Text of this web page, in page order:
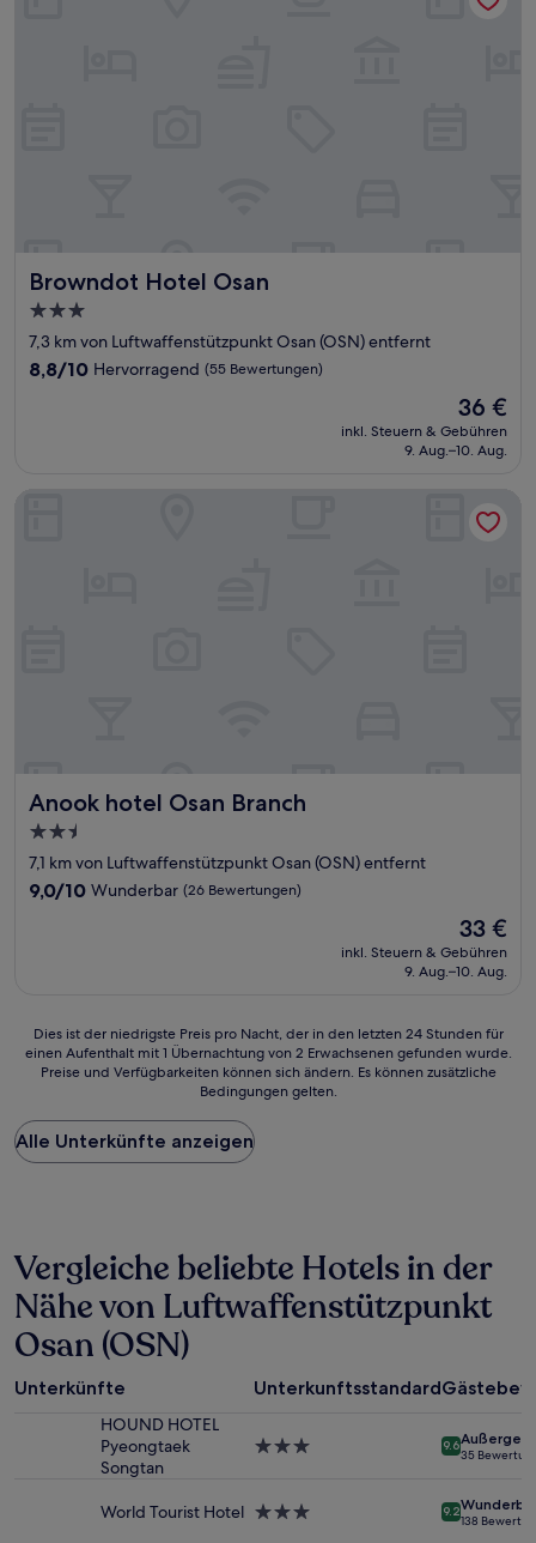
Browndot Hotel Osan
Browndot Hotel Osan
3.0-
Sterne-
Unterkunft
7,3 km von Luftwaffenstützpunkt Osan (OSN) entfernt
8.8
8,8/10 Hervorragend (55 Bewertungen)
Der
Preis
beträgt
36 €
inkl. Steuern & Gebühren
9. Aug.–10. Aug.
Anook hotel Osan Branch
Anook hotel Osan Branch
2.5-
Sterne-
Unterkunft
7,1 km von Luftwaffenstützpunkt Osan (OSN) entfernt
9.0
9,0/10 Wunderbar (26 Bewertungen)
Der
Preis
beträgt
33 €
inkl. Steuern & Gebühren
9. Aug.–10. Aug.
Anook hotel Osan Branch
Dies
ist
Preis
pro
Nacht,
24 Stunden
für
einen
Aufenthalt
mit
1 Übernachtung
von
2 Erwachsenen
Dies ist der niedrigste Preis pro Nacht, der in den letzten 24 Stunden für
einen Aufenthalt mit 1 Übernachtung von 2 Erwachsenen gefunden wurde.
Preise und Verfügbarkeiten können sich ändern. Es können zusätzliche
Bedingungen gelten.
Alle Unterkünfte anzeigen
Vergleiche beliebte Hotels in der
Nähe von Luftwaffenstützpunkt
Osan (OSN)
Unterkünfte Unterkunftsstandard
HOUND HOTEL
Pyeongtaek
Songtan
3.0-
9.6
35
World Tourist Hotel 3.0-
9.2
138